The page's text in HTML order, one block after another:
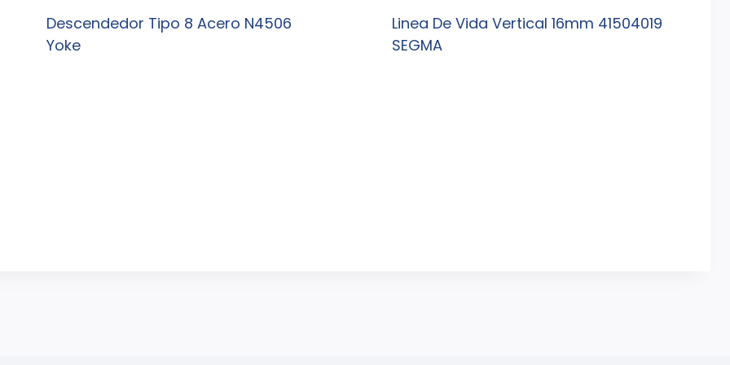
Descendedor Tipo 8 Acero N4506
Yoke
Linea De Vida Vertical 16mm 41504019
SEGMA